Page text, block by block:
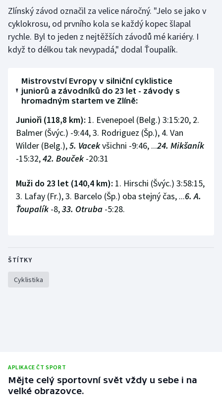
Rychlostní kanoistika
Short track
Sportovní střelba
Stolní tenis
Triatlon
Veslování
Vodní slalom
Ostatní
Zlínský závod označil za velice náročný. "Jelo se jako v
cyklokrosu, od prvního kola se každý kopec šlapal
rychle. Byl to jeden z nejtěžších závodů mé kariéry. I
když to délkou tak nevypadá," dodal Ťoupalík.
Mistrovství Evropy v silniční cyklistice
juniorů a závodníků do 23 let - závody s
hromadným startem ve Zlíně:
Junioři (118,8 km): 1. Evenepoel (Belg.) 3:15:20, 2.
Balmer (Švýc.) -9:44, 3. Rodriguez (Šp.), 4. Van
Wilder (Belg.),5. Vacekvšichni -9:46, ...24. Mikšaník
-15:32,42. Bouček -20:31
Muži do 23 let (140,4 km): 1. Hirschi (Švýc.) 3:58:15,
3. Lafay (Fr.), 3. Barcelo (Šp.) oba stejný čas, ...6. A.
Ťoupalík -8,33. Otruba -5:28.
ŠTÍTKY
Cyklistika
APLIKACE ČT SPORT
Mějte celý sportovní svět vždy u sebe i na
velké obrazovce.